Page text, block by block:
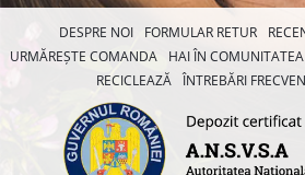
DESPRE NOI FORMULAR RETUR
URMĂREȘTE COMANDA
HAI ÎN COMUNITATEA
RECICLEAZĂ ÎNTREBĂRI